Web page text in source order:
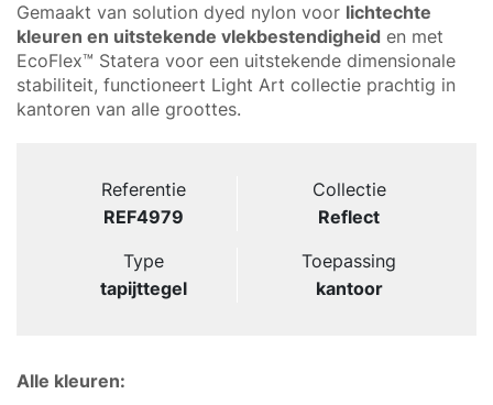
Gemaakt van solution dyed nylon voor lichtechte
kleuren en uitstekende vlekbestendigheid en met
EcoFlex™ Statera voor een uitstekende dimensionale
stabiliteit, functioneert Light Art collectie prachtig in
kantoren van alle groottes.
Referentie
REF4979
Collectie
Reflect
Type
tapijttegel
Toepassing
kantoor
Alle kleuren: